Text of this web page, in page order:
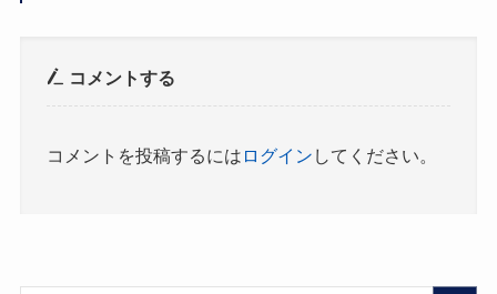
コメントする
コメントを投稿するには ログイン してください。